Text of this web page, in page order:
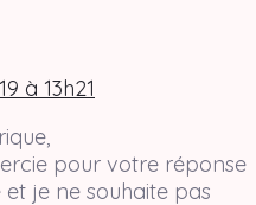
à 13h21
pour votre réponse
je ne souhaite pas